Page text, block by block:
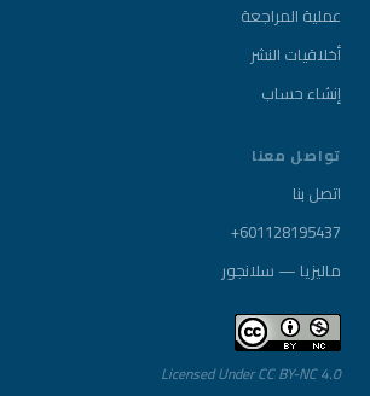
عملية المراجعة
أخلاقيات النشر
إنشاء حساب
تواصل معنا
اتصل بنا
+601128195437
ماليزيا — سلانجور
Licensed Under CC BY-NC 4.0